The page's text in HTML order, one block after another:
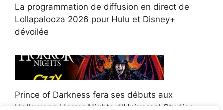
La programmation de diffusion en direct de
Lollapalooza 2026 pour Hulu et Disney+
dévoilée
Prince of Darkness fera ses débuts aux
Halloween Horror Nights d'Universal Studios